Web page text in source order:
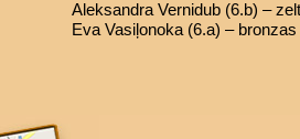
Aleksandra Vernidub (6.b) –
Eva Vasiļonoka (6.a) –